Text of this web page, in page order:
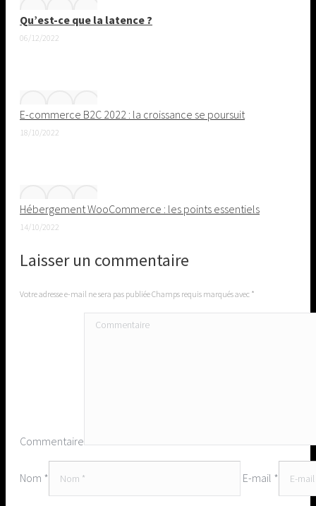
Qu’est-ce que la latence ?
06/12/2022
E-commerce B2C 2022 : la croissance se poursuit
18/10/2022
Hébergement WooCommerce : les points essentiels
14/10/2022
Laisser un commentaire
Votre adresse e-mail ne sera pas publiée Champs requis marqués avec *
Commentaire
Nom * E-mail *